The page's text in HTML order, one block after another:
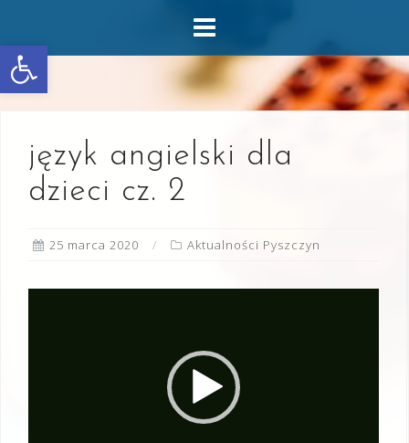
Otwórz pasek narzędzi
content
język angielski dla
dzieci cz. 2
25 marca 2020 Aktualności Pyszczyn